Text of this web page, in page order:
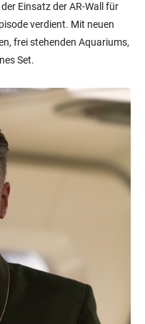
Einsatz der AR-Wall für
verdient. Mit neuen
frei stehenden Aquariums,
Set.